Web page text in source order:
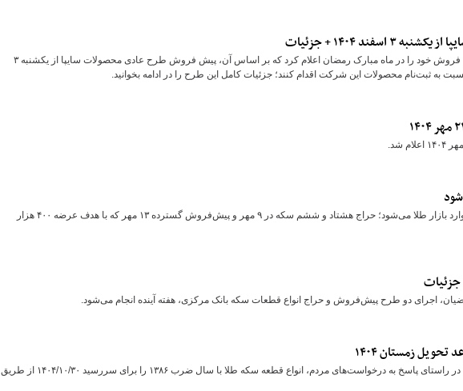
۱۴۰۴ + جزئیات
گروه خودروسازی سایپا جزئیات جدیدترین طرح فروش خود را در ماه مبارک رمضان اعلام کرد که بر اساس آن، پیش فروش طرح عادی محصولات سایپا از یکشنبه ۳
بانک مرکزی در شروع پاییز با دو برنامه سنگین وارد بازار طلا می‌شود؛ حراج هشتاد و ششم سکه در ۹ مهر و پیش‌فروش گسترده ۱۳ مهر که با هدف عرضه ۴۰۰ هزار
اجرای دو طرح پیش‌فروش و حراج انواع قطعات سکه بانک مرکزی، هفته آینده انجام می‌شود.
زمستان ۱۴۰۴
بانک مرکزی جمهوری اسلامی ایران در نظر دارد در راستای پاسخ به درخواست‌های مردم، انواع قطعه سکه طلا با سال ضرب ۱۳۸۶ را برای سررسید ۱۴۰۴/۱۰/۳۰ از طریق